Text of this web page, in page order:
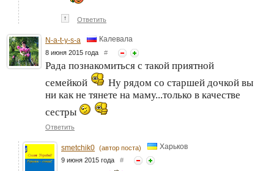
↑ Ответить
N-a-t-y-s-a Калевала
8 июня 2015 года #
Рада познакомиться с такой приятной
семейкой
Ну рядом со старшей дочкой вы
ни как не тянете на маму...только в качестве
сестры
Ответить
smetchik0 (автор поста) Харьков
9 июня 2015 года #